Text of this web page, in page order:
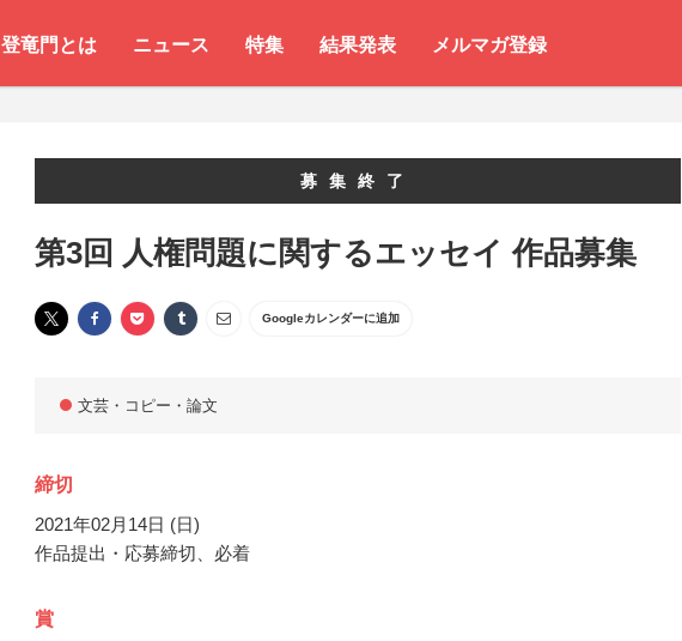
登竜門とは ニュース 特集 結果発表 メルマガ登録
募集終了
第3回 人権問題に関するエッセイ 作品募集
Googleカレンダーに追加
文芸・コピー・論文
締切
2021年02月14日 (日)
作品提出・応募締切、必着
賞